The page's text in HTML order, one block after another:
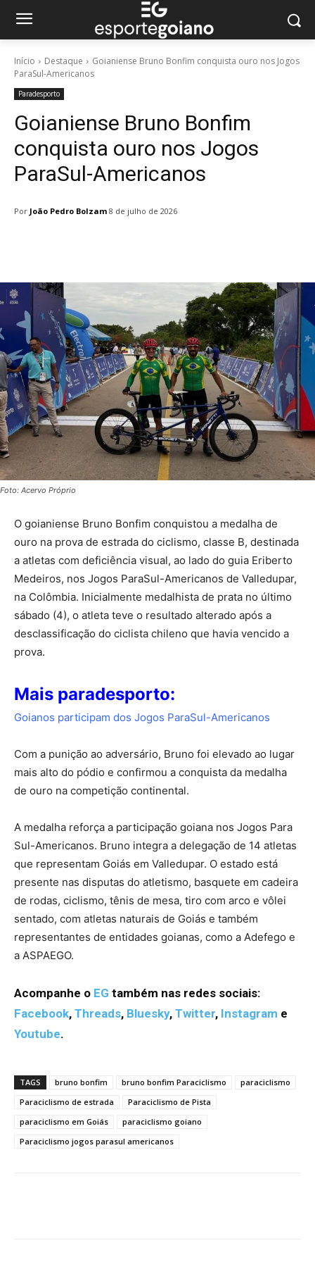
Início Destaque
Goianiense Bruno Bonfim conquista ouro nos Jogos
ParaSul-Americanos
Paradesporto
Goianiense Bruno Bonfim
conquista ouro nos Jogos
ParaSul-Americanos
Por João Pedro Bolzam 8 de julho de 2026
Foto: Acervo Próprio
O goianiense Bruno Bonfim conquistou a medalha de
ouro na prova de estrada do ciclismo, classe B, destinada
a atletas com deficiência visual, ao lado do guia Eriberto
Medeiros, nos Jogos ParaSul-Americanos de Valledupar,
na Colômbia. Inicialmente medalhista de prata no último
sábado (4), o atleta teve o resultado alterado após a
desclassificação do ciclista chileno que havia vencido a
prova.
Mais paradesporto:
Goianos participam dos Jogos ParaSul-Americanos
Com a punição ao adversário, Bruno foi elevado ao lugar
mais alto do pódio e confirmou a conquista da medalha
de ouro na competição continental.
A medalha reforça a participação goiana nos Jogos Para
Sul-Americanos. Bruno integra a delegação de 14 atletas
que representam Goiás em Valledupar. O estado está
presente nas disputas do atletismo, basquete em cadeira
de rodas, ciclismo, tênis de mesa, tiro com arco e vôlei
sentado, com atletas naturais de Goiás e também
representantes de entidades goianas, como a Adefego e
a ASPAEGO.
Acompanhe o EG também nas redes sociais:
Facebook, Threads, Bluesky, Twitter, Instagram e
Youtube.
TAGS bruno bonfim bruno bonfim Paraciclismo
paraciclismo
Paraciclismo de estrada
Paraciclismo de Pista
paraciclismo em Goiás
paraciclismo goiano
Paraciclismo jogos parasul americanos